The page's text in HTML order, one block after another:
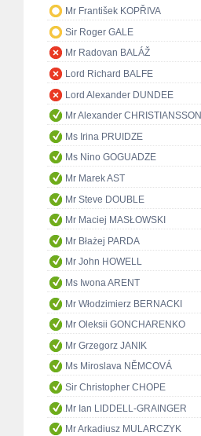
Mr František KOPŘIVA
Sir Roger GALE
Mr Radovan BALÁŽ
Lord Richard BALFE
Lord Alexander DUNDEE
Mr Alexander CHRISTIANSSON
Ms Irina PRUIDZE
Ms Nino GOGUADZE
Mr Marek AST
Mr Steve DOUBLE
Mr Maciej MASŁOWSKI
Mr Błażej PARDA
Mr John HOWELL
Ms Iwona ARENT
Mr Włodzimierz BERNACKI
Mr Oleksii GONCHARENKO
Mr Grzegorz JANIK
Ms Miroslava NĚMCOVÁ
Sir Christopher CHOPE
Mr Ian LIDDELL-GRAINGER
Mr Arkadiusz MULARCZYK